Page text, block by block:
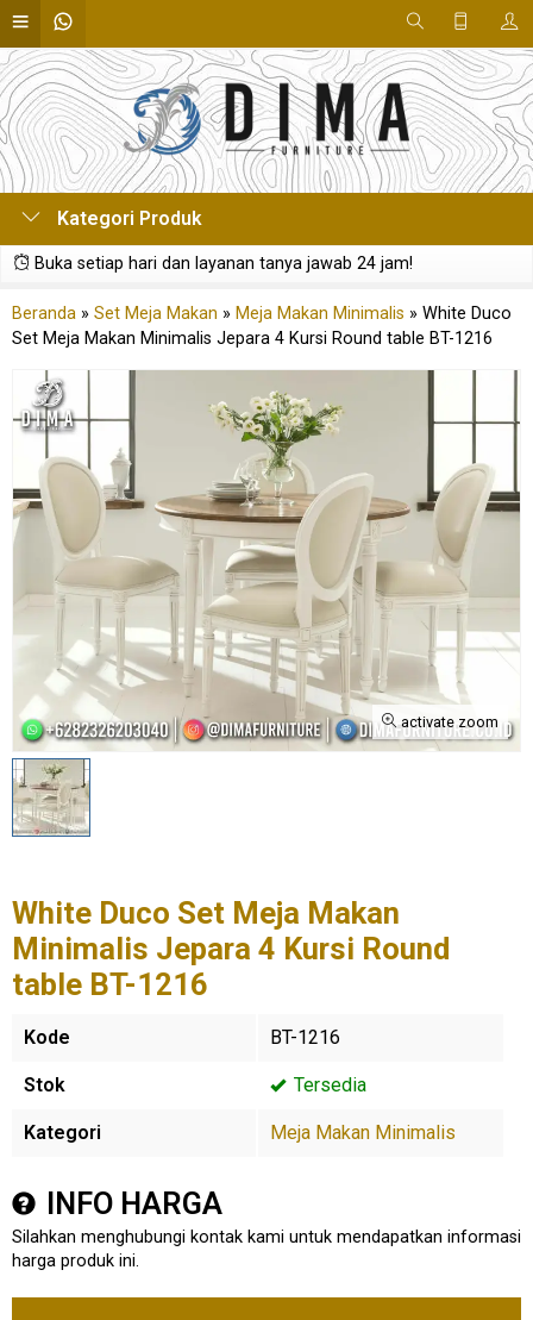
Kategori Produk
Buka setiap hari dan layanan tanya jawab 24 jam!
Beranda » Set Meja Makan » Meja Makan Minimalis » White Duco
Set Meja Makan Minimalis Jepara 4 Kursi Round table BT-1216
activate zoom
White Duco Set Meja Makan
Minimalis Jepara 4 Kursi Round
table BT-1216
Kode BT-1216
Stok Tersedia
Kategori Meja Makan Minimalis
INFO HARGA
Silahkan menghubungi kontak kami untuk mendapatkan informasi
harga produk ini.